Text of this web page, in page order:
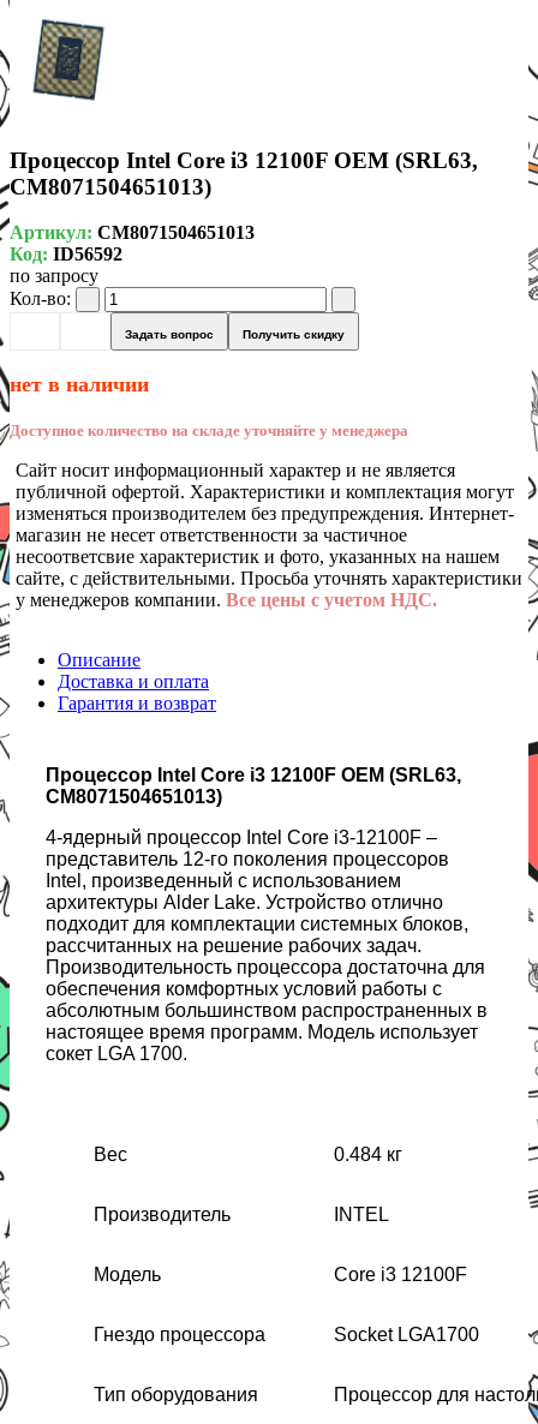
Процессор Intel Core i3 12100F OEM (SRL63,
CM8071504651013)
Артикул: CM8071504651013
Код: ID56592
по запросу
Кол-во:
Задать вопрос Получить скидку
нет в наличии
Доступное количество на складе уточняйте у менеджера
Сайт носит информационный характер и не является
публичной офертой. Характеристики и комплектация могут
изменяться производителем без предупреждения. Интернет-
магазин не несет ответственности за частичное
несоответсвие характеристик и фото, указанных на нашем
сайте, с действительными. Просьба уточнять характеристики
у менеджеров компании. Все цены с учетом НДС.
Описание
Доставка и оплата
Гарантия и возврат
Процессор Intel Core i3 12100F OEM (SRL63,
CM8071504651013)
4-ядерный процессор Intel Core i3-12100F –
представитель 12-го поколения процессоров
Intel, произведенный с использованием
архитектуры Alder Lake. Устройство отлично
подходит для комплектации системных блоков,
рассчитанных на решение рабочих задач.
Производительность процессора достаточна для
обеспечения комфортных условий работы с
абсолютным большинством распространенных в
настоящее время программ. Модель использует
сокет LGA 1700.
Вес 0.484 кг
Производитель INTEL
Модель Core i3 12100F
Гнездо процессора Socket LGA1700
Тип оборудования Процессор для